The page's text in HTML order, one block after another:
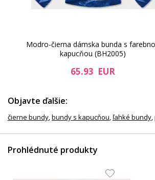
Modro-čierna dámska bunda s
kapucňou (BH2005)
65.93 EUR
Objavte ďalšie:
čierne bundy,bundy s kapucňou, ľahké bundy,
Prohlédnuté produkty